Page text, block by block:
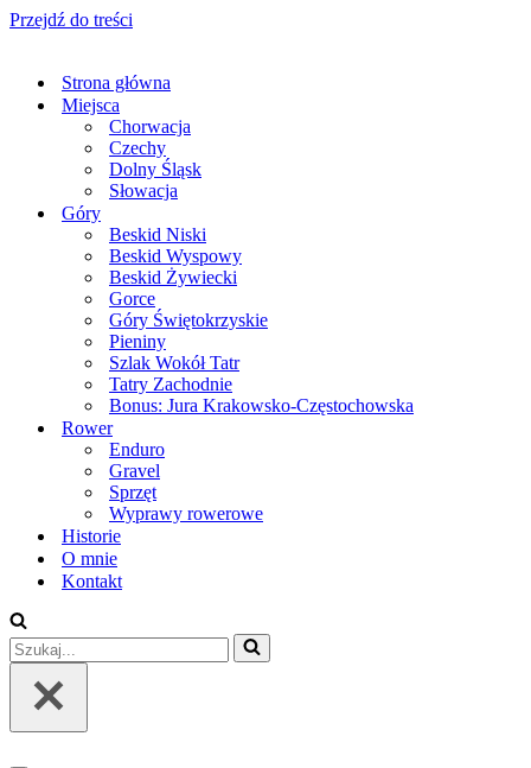
Przejdź do treści
Strona główna
Miejsca
Chorwacja
Czechy
Dolny Śląsk
Słowacja
Góry
Beskid Niski
Beskid Wyspowy
Beskid Żywiecki
Gorce
Góry Świętokrzyskie
Pieniny
Szlak Wokół Tatr
Tatry Zachodnie
Bonus: Jura Krakowsko-Częstochowska
Rower
Enduro
Gravel
Sprzęt
Wyprawy rowerowe
Historie
O mnie
Kontakt
Szukaj...